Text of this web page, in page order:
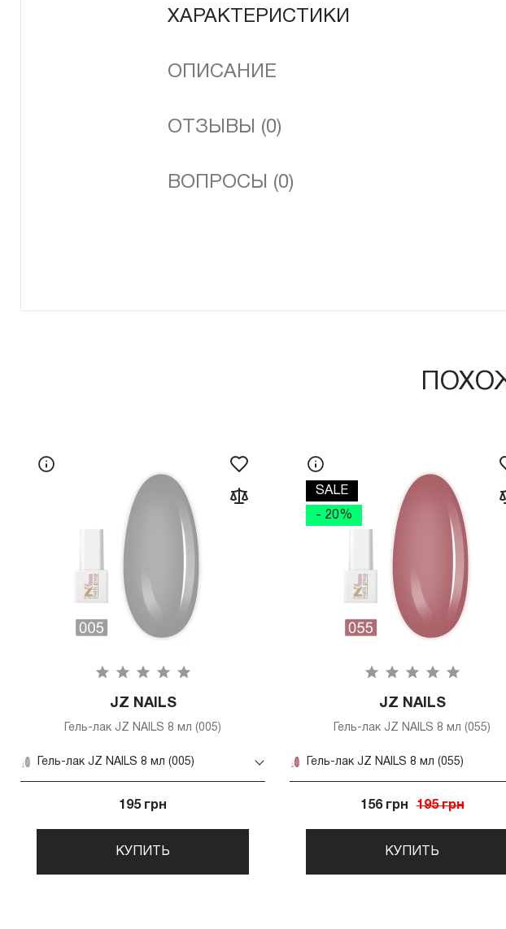
ХАРАКТЕРИСТИКИ
ОПИСАНИЕ
ОТЗЫВЫ (0)
ВОПРОСЫ (0)
JZ NAILS
Гель-лак JZ NAILS 8 мл (005)
Гель-лак JZ NAILS 8 мл (005)
195 грн
КУПИТЬ
SALE
- 20%
JZ NAILS
Гель-лак JZ NAILS 8 мл (055)
Гель-лак JZ NAILS 8 мл (055)
156 грн 195 грн
КУПИТЬ